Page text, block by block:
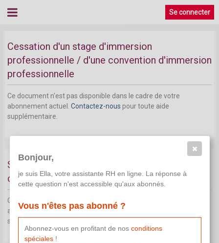
Se connecter
Cessation d'un stage d'immersion
professionnelle / d'une convention d'immersion
professionnelle
Ce document n'est pas disponible dans le cadre de votre
abonnement actuel. Contactez-nous pour toute aide
supplémentaire.
Statut social et fiscal lors d'une convention
d'immersion professionnelle
Ce document n'est pas disponible dans le cadre de votre
abonnement actuel.Contactez-nous pour toute aide
supplémentaire.
Bonjour,
je suis Ella, votre assistante RH en ligne. La réponse à
cette question n'est accessible qu'aux abonnés.
Vous n'êtes pas abonné ?
Abonnez-vous en profitant de nos conditions
spéciales!